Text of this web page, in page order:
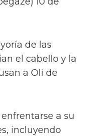
de las
el cabello y la
a Oli de
a su
incluyendo